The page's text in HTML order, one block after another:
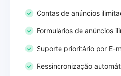
Contas de anúncios
Formulários de anúncios
Suporte prioritário por E-
Ressincronização